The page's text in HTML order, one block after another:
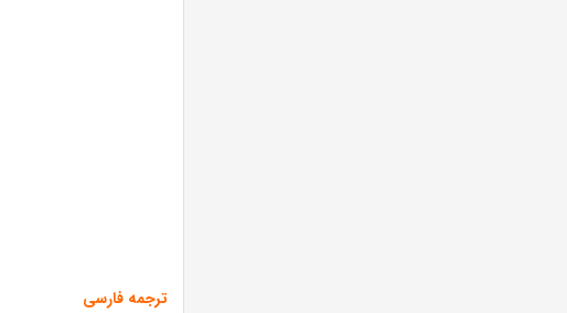
ترجمه فارسی